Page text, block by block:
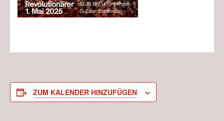
ZUM KALENDER HINZUFÜGEN